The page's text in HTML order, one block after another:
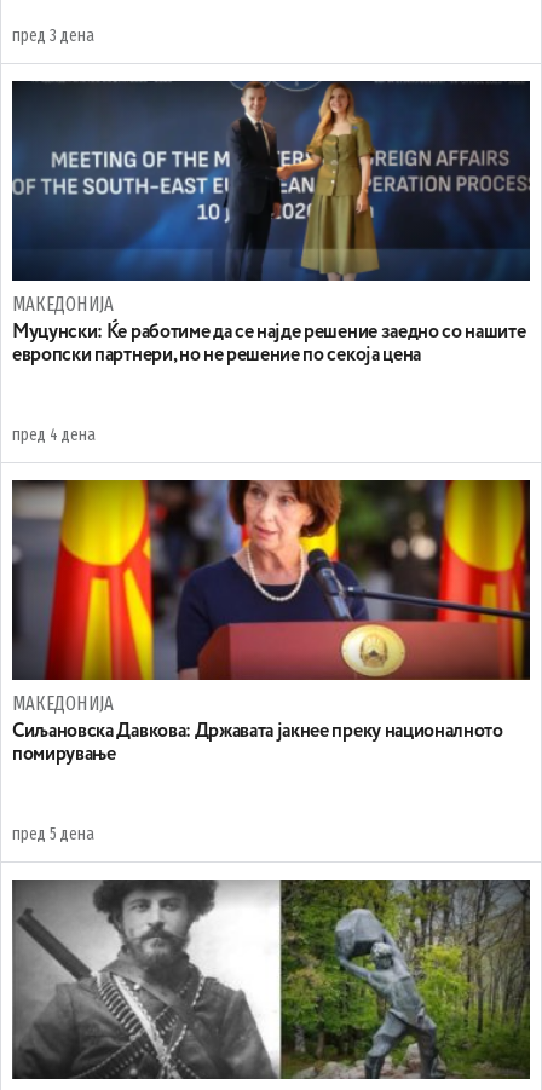
пред 3 дена
МАКЕДОНИЈА
Муцунски: Ќе работиме да се најде решение заедно со нашите
европски партнери, но не решение по секоја цена
пред 4 дена
МАКЕДОНИЈА
Сиљановска Давкова: Државата јакнее преку националното
помирување
пред 5 дена